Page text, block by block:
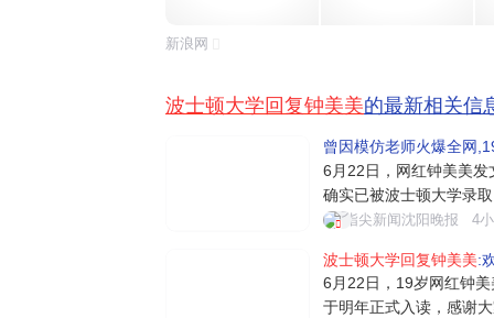
新浪网
波士顿大学回复钟美美的最新相关信
曾因模仿老师火爆全网
6月22日，网红钟美美发
确实已被波士顿大学录
读，度过我的本科时光
的朋友做几点说明：我
能力强的同学。正因为
指尖新闻沈阳晚报 4
波士顿大学回复钟美美:
6月22日，19岁网红钟美
于明年正式入读，感谢